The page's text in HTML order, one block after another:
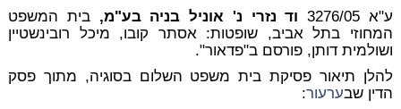
ע"א 3276/05
וד נזרי נ' אוניל בניה בע"מ,בית המשפט
המחוזי בתל אביב, שופטות: אסתר קובו, מיכל רובינשטיין
ושולמית דותן, פורסם ב"פדאור".
להלן תיאור פסיקת בית משפט השלום בסוגיה, מתוך פסק
הדין שבערעור: